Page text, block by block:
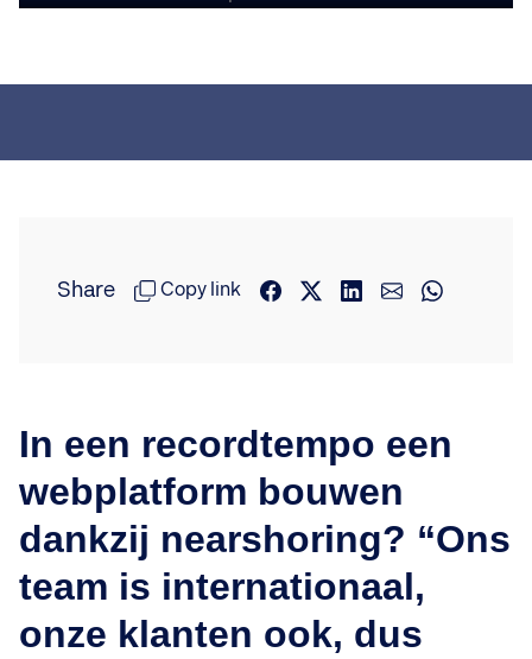
Share Copy link
In een recordtempo een
webplatform bouwen
dankzij nearshoring? “Ons
team is internationaal,
onze klanten ook, dus